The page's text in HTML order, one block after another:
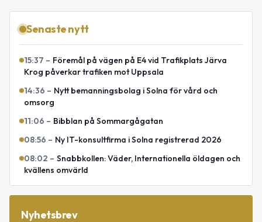
Senaste nytt
15:37 – Föremål på vägen på E4 vid Trafikplats Järva
Krog påverkar trafiken mot Uppsala
14:36 – Nytt bemanningsbolag i Solna för vård och
omsorg
11:06 – Bibblan på Sommargågatan
08:56 – Ny IT-konsultfirma i Solna registrerad 2026
08:02 – Snabbkollen: Väder, Internationella öldagen och
kvällens omvärld
Nyhetsbrev